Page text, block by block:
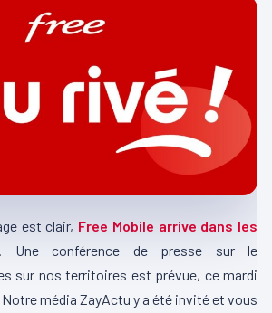
est clair, Free Mobile arrive dans les
. Une conférence de presse sur le
sur nos territoires est prévue, ce mardi
Notre média ZayActu y a été invité et vous